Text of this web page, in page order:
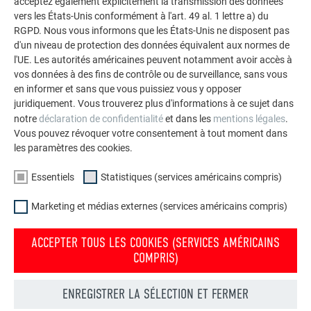
9 400 VARIANTES UNIQUES POSSIBLES
Le configurateur en ligne PREFA offre une large gamme
vers les États-Unis conformément à l'art. 49 al. 1 lettre a) du
RGPD. Nous vous informons que les États-Unis ne disposent pas
d'un niveau de protection des données équivalent aux normes de
l'UE. Les autorités américaines peuvent notamment avoir accès à
vos données à des fins de contrôle ou de surveillance, sans vous
en informer et sans que vous puissiez vous y opposer
juridiquement. Vous trouverez plus d'informations à ce sujet dans
notredéclaration de confidentialitéet dans les mentions légales.
Vous pouvez révoquer votre consentement à tout moment dans
les paramètres des cookies.
Essentiels Statistiques (services américains compris)
Marketing et médias externes (services américains compris)
ACCEPTER TOUS LES COOKIES (SERVICES AMÉRICAINS
COMPRIS)
ENREGISTRER LA SÉLECTION ET FERMER